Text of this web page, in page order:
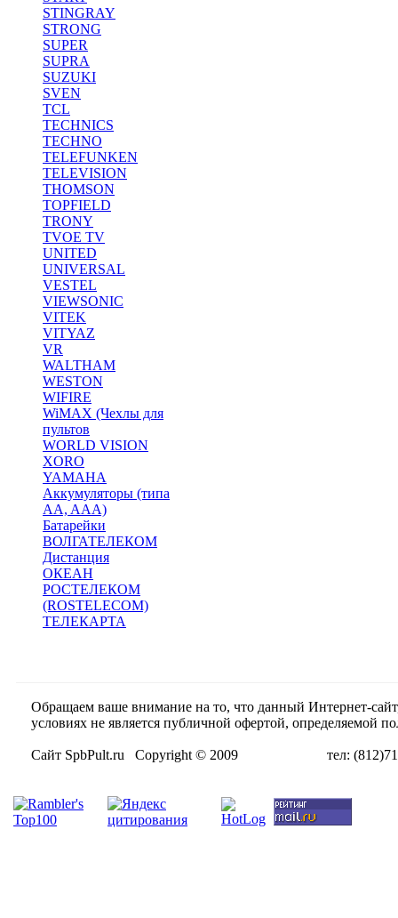
STINGRAY
STRONG
SUPER
SUPRA
SUZUKI
SVEN
TCL
TECHNICS
TECHNO
TELEFUNKEN
TELEVISION
THOMSON
TOPFIELD
TRONY
TVOE TV
UNITED
UNIVERSAL
VESTEL
VIEWSONIC
VITEK
VITYAZ
VR
WALTHAM
WESTON
WIFIRE
WiMAX (Чехлы для
пультов
WORLD VISION
XORO
YAMAHA
Аккумуляторы (типа
AA, AAA)
Батарейки
ВОЛГАТЕЛЕКОМ
Дистанция
ОКЕАН
РОСТЕЛЕКОМ
(ROSTELECOM)
ТЕЛЕКАРТА
Обращаем ваше внимание на то, что данный Интернет-
условиях не является публичной офертой, определяемой
Сайт SpbPult.ru Copyright © 2009 тел: (812)716-